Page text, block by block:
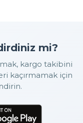
mi?
kargo takibini
kaçırmamak için